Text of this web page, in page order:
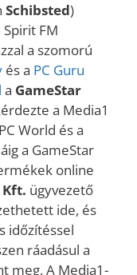
Schibsted)
FM
a szomorú
és a PC Guru
a GameStar
a Media1
World és a
a GameStar
online
ügyvezető
ide, és
időzítéssel
ráadásul a
meg. A Media1-